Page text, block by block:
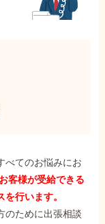
べてのお悩みにお
お客様が受給できる
行います。
のために出張相談